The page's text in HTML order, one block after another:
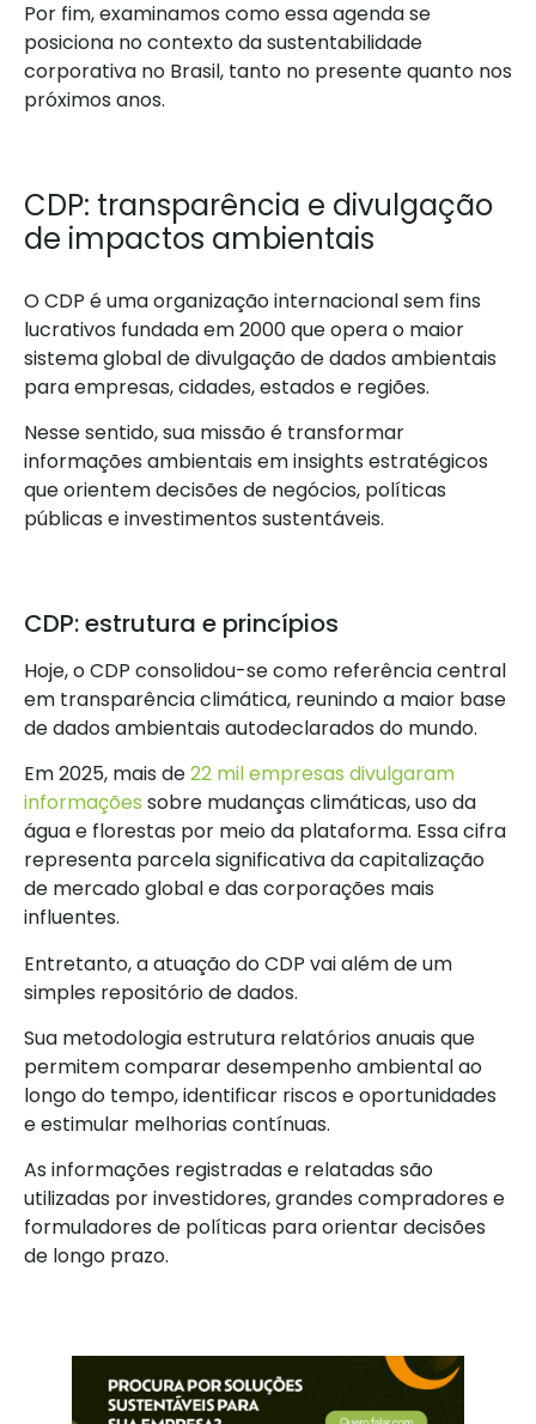
Por fim, examinamos como essa agenda se
posiciona no contexto da sustentabilidade
corporativa no Brasil, tanto no presente quanto nos
próximos anos.
CDP: transparência e divulgação
de impactos ambientais
O CDP é uma organização internacional sem fins
lucrativos fundada em 2000 que opera o maior
sistema global de divulgação de dados ambientais
para empresas, cidades, estados e regiões.
Nesse sentido, sua missão é transformar
informações ambientais em insights estratégicos
que orientem decisões de negócios, políticas
públicas e investimentos sustentáveis.
CDP: estrutura e princípios
Hoje, o CDP consolidou-se como referência central
em transparência climática, reunindo a maior base
de dados ambientais autodeclarados do mundo.
Em 2025, mais de22 mil empresas divulgaram
informações sobre mudanças climáticas, uso da
água e florestas por meio da plataforma. Essa cifra
representa parcela significativa da capitalização
de mercado global e das corporações mais
influentes.
Entretanto, a atuação do CDP vai além de um
simples repositório de dados.
Sua metodologia estrutura relatórios anuais que
permitem comparar desempenho ambiental ao
longo do tempo, identificar riscos e oportunidades
e estimular melhorias contínuas.
As informações registradas e relatadas são
utilizadas por investidores, grandes compradores e
formuladores de políticas para orientar decisões
de longo prazo.